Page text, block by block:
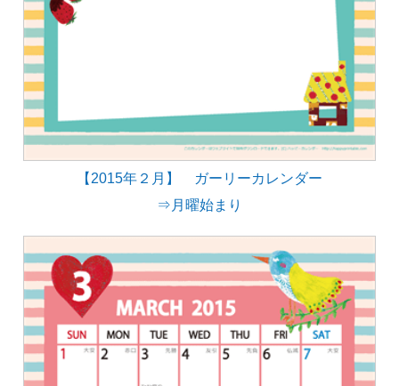
【2015年２月】 ガーリーカレンダー
⇒月曜始まり